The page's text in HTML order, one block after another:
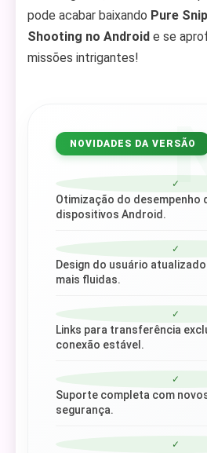
pode acabar baixando Pure
Shooting no Android e se
missões intrigantes!
NOVIDADES DA VERSÃO
✓
Otimização do desempenho
dispositivos Android.
✓
Design do usuário
mais fluidas.
✓
Links para transferência
conexão estável.
✓
Suporte completa com
segurança.
✓